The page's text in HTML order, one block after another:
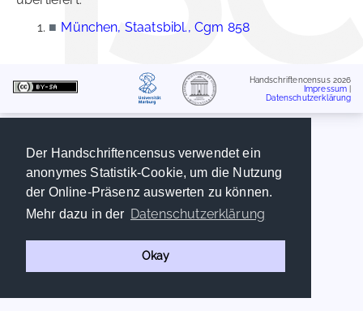
Der Handschriftencensus verwendet ein
anonymes Statistik-Cookie, um die Nutzung
der Online-Präsenz auswerten zu können.
Mehr dazu in der Datenschutzerklärung
Okay
■ München, Staatsbibl., Cgm 858
Handschriftencensus 2026
Impressum
Datenschutzerklärung